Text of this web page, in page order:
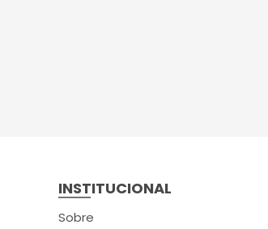
INSTITUCIONAL
Sobre